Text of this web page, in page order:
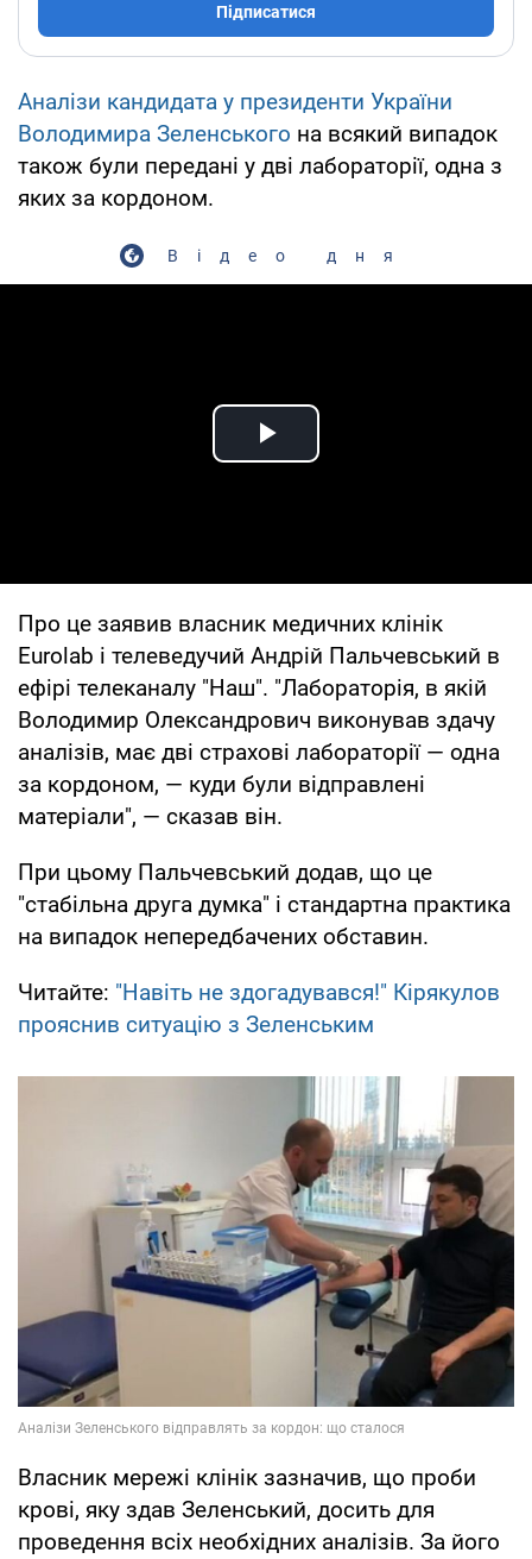
Підписатися
Аналізи кандидата у президенти України
Володимира Зеленського на всякий випадок
також були передані у дві лабораторії, одна з
яких за кордоном.
Відео дня
Play Video
Про це заявив власник медичних клінік
Eurolab і телеведучий Андрій Пальчевський в
ефірі телеканалу "Наш". "Лабораторія, в якій
Володимир Олександрович виконував здачу
аналізів, має дві страхові лабораторії — одна
за кордоном, — куди були відправлені
матеріали", — сказав він.
При цьому Пальчевський додав, що це
"стабільна друга думка" і стандартна практика
на випадок непередбачених обставин.
Читайте: "Навіть не здогадувався!" Кірякулов
прояснив ситуацію з Зеленським
Власник мережі клінік зазначив, що проби
крові, яку здав Зеленський, досить для
проведення всіх необхідних аналізів. За його